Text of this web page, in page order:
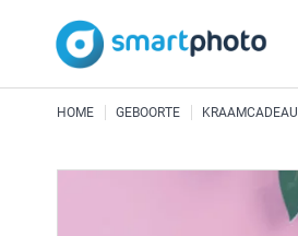
HOME GEBOORTE KRAAMCADEAU